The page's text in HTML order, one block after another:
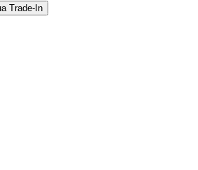
на Trade-In